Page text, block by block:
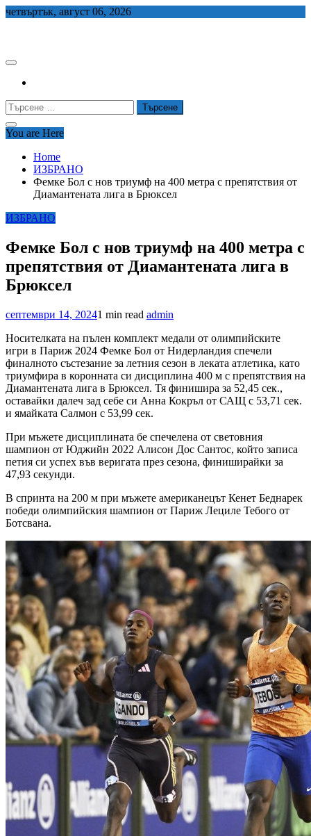
Skip
четвъртък, август 06, 2026
Търсене
за:
You are Here
Home
ИЗБРАНО
Фемке Бол с нов триумф на 400 метра с препятствия от
Диамантената лига в Брюксел
ИЗБРАНО
Фемке Бол с нов триумф на 400 метра с
препятствия от Диамантената лига в
Брюксел
септември 14, 20241 min read admin
Носителката на пълен комплект медали от олимпийските
игри в Париж 2024 Фемке Бол от Нидерландия спечели
финалното състезание за летния сезон в леката атлетика, като
триумфира в коронната си дисциплина 400 м с препятствия на
Диамантената лига в Брюксел. Тя финишира за 52,45 сек.,
оставайки далеч зад себе си Анна Кокръл от САЩ с 53,71 сек.
и ямайката Салмон с 53,99 сек.
При мъжете дисциплината бе спечелена от световния
шампион от Юджийн 2022 Алисон Дос Сантос, който записа
петия си успех във веригата през сезона, финиширайки за
47,93 секунди.
В спринта на 200 м при мъжете американецът Кенет Беднарек
победи олимпийския шампион от Париж Лециле Тебого от
Ботсвана.